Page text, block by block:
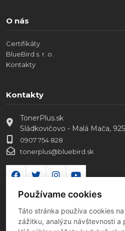
O nás
Certifikáty
BlueBird s. r. o.
Kontakty
Kontakty
TonerPlus.sk
Sládkovičovo - Malá Mača,
0907 754 828
tonerplus@bluebird.sk
Používame cookies
Táto stránka používa cookies
zážitku, analýzu návštevnosti a